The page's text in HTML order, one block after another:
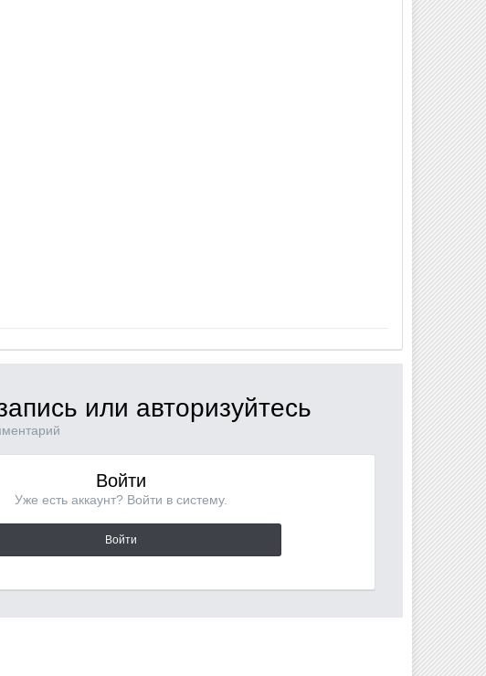
или авторизуйтесь
Войти
Уже есть аккаунт? Войти в систему.
Войти